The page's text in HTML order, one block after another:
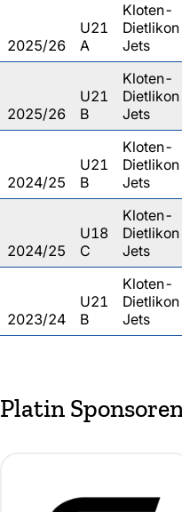
2025/26
U21
A
Kloten-
Dietlikon
Jets
2025/26
U21
B
Kloten-
Dietlikon
Jets
2024/25
U21
B
Kloten-
Dietlikon
Jets
2024/25
U18
C
Kloten-
Dietlikon
Jets
2023/24
U21
B
Kloten-
Dietlikon
Jets
Platin